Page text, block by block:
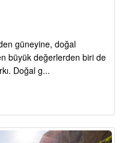
güneyine, doğal
büyük değerlerden biri de
Doğal g...